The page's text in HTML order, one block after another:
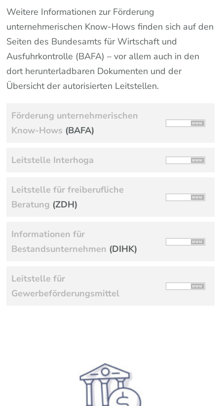
Weitere Informationen zur Förderung
unternehmerischen Know-Hows finden sich auf den
Seiten des Bundesamts für Wirtschaft und
Ausfuhrkontrolle (BAFA) – vor allem auch in den
dort herunterladbaren Dokumenten und der
Übersicht der autorisierten Leitstellen.
Förderung unternehmerischen
Know-Hows (BAFA)
Leitstelle Interhoga
Leitstelle für freiberufliche
Beratung (ZDH)
Informationen für
Bestandsunternehmen (DIHK)
Leitstelle für
Gewerbeförderungsmittel